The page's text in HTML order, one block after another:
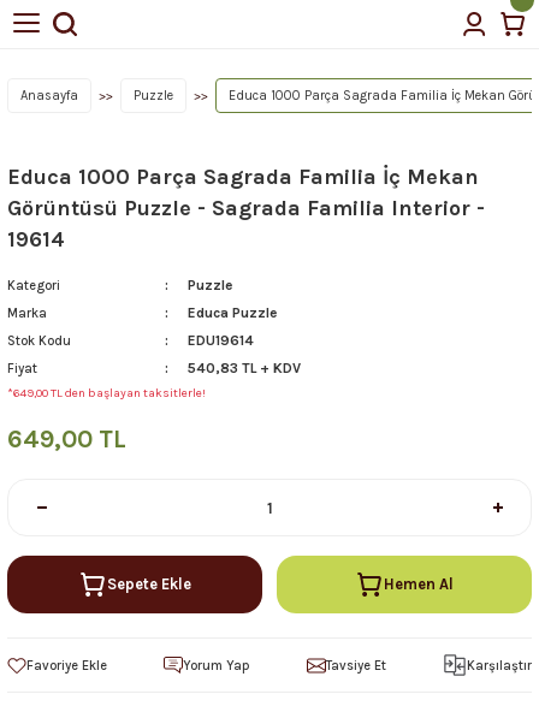
Anasayfa Puzzle Educa 1000 Parça Sagrada Familia İç Mekan
Educa 1000 Parça Sagrada Familia İç Mekan
Görüntüsü Puzzle - Sagrada Familia Interior -
19614
Kategori Puzzle
Marka Educa Puzzle
Stok Kodu EDU19614
Fiyat 540,83 TL + KDV
*649,00 TL den başlayan taksitlerle!
649,00 TL
Sepete Ekle Hemen Al
Yorum Yap Tavsiye Et Karşılaştır